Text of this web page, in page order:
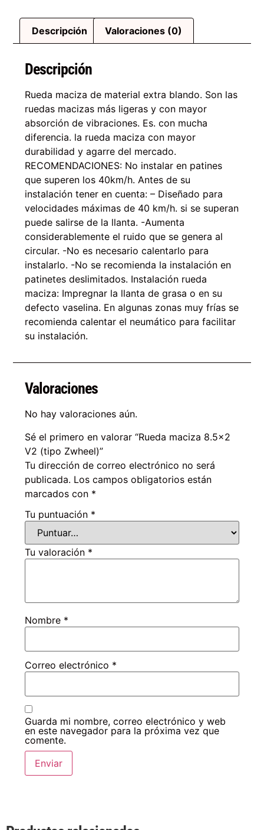
Descripción Valoraciones (0)
Descripción
Rueda maciza de material extra blando. Son las
ruedas macizas más ligeras y con mayor
absorción de vibraciones. Es. con mucha
diferencia. la rueda maciza con mayor
durabilidad y agarre del mercado.
RECOMENDACIONES: No instalar en patines
que superen los 40km/h. Antes de su
instalación tener en cuenta: – Diseñado para
velocidades máximas de 40 km/h. si se superan
puede salirse de la llanta. -Aumenta
considerablemente el ruido que se genera al
circular. -No es necesario calentarlo para
instalarlo. -No se recomienda la instalación en
patinetes deslimitados. Instalación rueda
maciza: Impregnar la llanta de grasa o en su
defecto vaselina. En algunas zonas muy frías se
recomienda calentar el neumático para facilitar
su instalación.
Valoraciones
No hay valoraciones aún.
Sé el primero en valorar “Rueda maciza 8.5×2
V2 (tipo Zwheel)”
Tu dirección de correo electrónico no será
publicada. Los campos obligatorios están
marcados con *
Tu puntuación *
Tu valoración *
Nombre *
Correo electrónico *
Guarda mi nombre, correo electrónico y web
en este navegador para la próxima vez que
comente.